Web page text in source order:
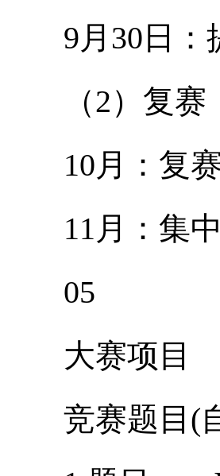
9月30日：
（2）复赛
10月：复赛
11月：集中
05
大赛项目
竞赛题目(